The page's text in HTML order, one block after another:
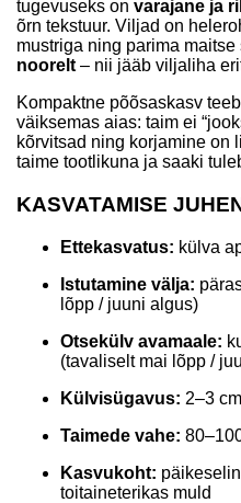
tugevuseks on varajane ja
õrn tekstuur. Viljad on
mustriga ning parima
noorelt – nii jääb viljaliha
Kompaktne põõsaskasv
väiksemas aias: taim ei
kõrvitsad ning korjamine on
taime tootlikuna ja saaki
KASVATAMISE
Ettekasvatus: külva
Istutamine välja:
lõpp / juuni algus)
Otsekülv avamaale:
(tavaliselt mai lõpp /
Külvisügavus: 2–3 cm
Taimede vahe:
Kasvukoht:
toitaineterikas muld